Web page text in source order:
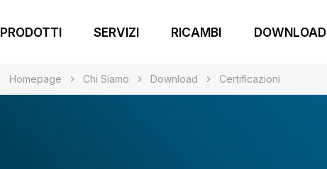
PRODOTTI SERVIZI RICAMBI DOWNLOAD
Homepage Chi Siamo Download Certificazioni